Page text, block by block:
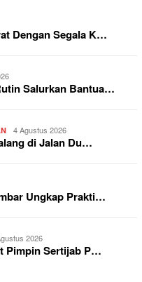
Dengan Segala K…
Salurkan Bantua…
4 Agustus 2026
di Jalan Du…
Ungkap Prakti…
2026
Pimpin Sertijab P…